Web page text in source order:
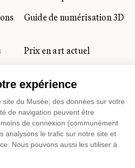
Guide de numérisation 3D
Prix en art actuel
CORPORATIVE
Activités corporatives